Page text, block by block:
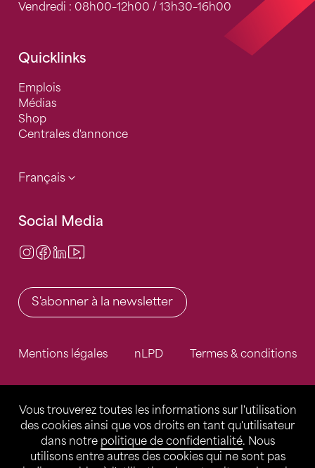
Vous trouverez toutes les informations sur l'utilisation
des cookies ainsi que vos droits en tant qu'utilisateur
dans notre politique de confidentialité. Nous
utilisons entre autres des cookies qui ne sont pas
Vendredi : 08h00–12h00 / 13h30–16h00
Quicklinks
Emplois
Médias
Shop
Centrales d'annonce
Français
Social Media
Instagram
Facebook
LinkedIn
S'abonner à la newsletter
Mentions légales nLPD Termes & conditions